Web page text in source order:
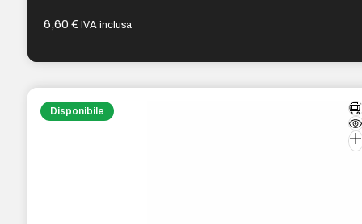
6,60€ IVA inclusa
Disponibile